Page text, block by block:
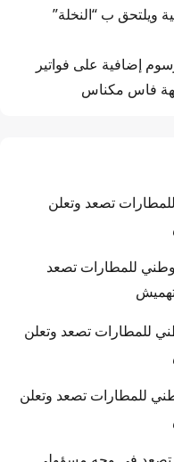
ب “النخلة”
إضافية على فواتير
فاس مكناس
تصعد وتعلن
للمطارات تصعد
للمطارات تصعد وتعلن
للمطارات تصعد وتعلن